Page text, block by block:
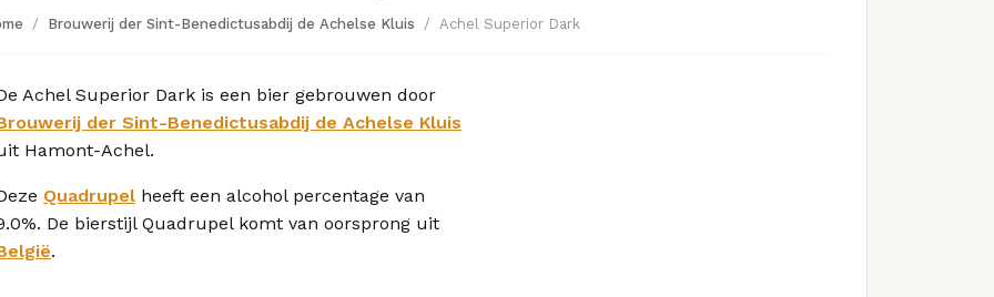
Brouwerij der Sint-Benedictusabdij de Achelse Kluis Achel Superior Dark
Achel Superior Dark is een bier gebrouwen door
der Sint-Benedictusabdij de Achelse Kluis
Hamont-Achel.
Quadrupel heeft een alcohol percentage van
De bierstijl Quadrupel komt van oorsprong uit
.